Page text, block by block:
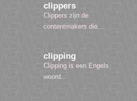
clippers
Clippers zijn de
contentmakers die...
clipping
Clipping is een Engels
woord...